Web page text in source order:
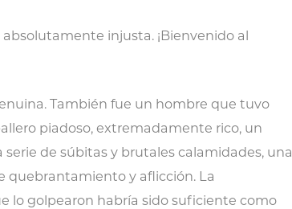
injusta. ¡Bienvenido al
También fue un hombre que tuvo
piadoso, extremadamente rico, un
de súbitas y brutales calamidades, una
quebrantamiento y aflicción. La
lo golpearon habría sido suficiente como